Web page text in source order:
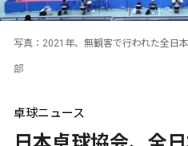
写真：2021年、無観客で行われた全日
部
卓球ニュース